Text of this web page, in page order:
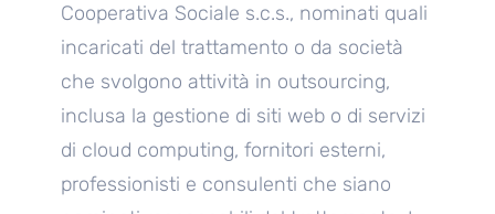
Cooperativa Sociale s.c.s., nominati quali
incaricati del trattamento o da società
che svolgono attività in outsourcing,
inclusa la gestione di siti web o di servizi
di cloud computing, fornitori esterni,
professionisti e consulenti che siano